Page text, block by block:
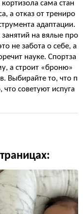
сама стан
а отказ от трениро
адаптации.
на вялые про
не забота о себе, а
науке. Спортза
а строит «броню»
Выбирайте то, что п
что советуют испуга